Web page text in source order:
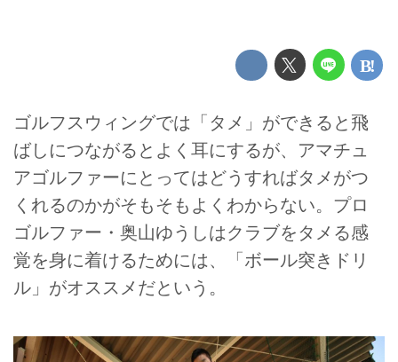
ゴルフスウィングでは「タメ」ができると飛
ばしにつながるとよく耳にするが、アマチュ
アゴルファーにとってはどうすればタメがつ
くれるのかがそもそもよくわからない。プロ
ゴルファー・奥山ゆうしはクラブをタメる感
覚を身に着けるためには、「ボール突きドリ
ル」がオススメだという。